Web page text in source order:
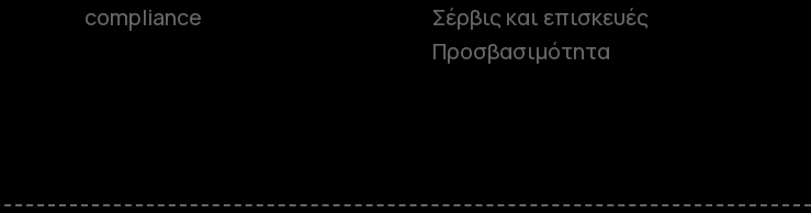
compliance
Σέρβις και επισκευές
Προσβασιμότητα